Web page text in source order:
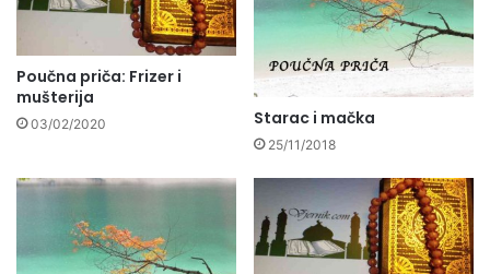
Poučna priča: Frizer i
mušterija
03/02/2020 Starac i mačka
25/11/2018